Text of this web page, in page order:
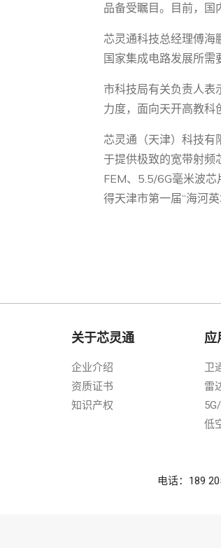
品备受瞩目。目前，国
芯灵通科技总经理傅海
国家集成电路发展所需
市科技局有关负责人表
力度，面向天开高教科
芯灵通（天津）科技有
于提供极致的宽带射
FEM、5.5/6G毫米波
得天津市第一届“海河
关于芯灵通
企业介绍
资质证书
知识产权
应
卫
雷
低
电话：189